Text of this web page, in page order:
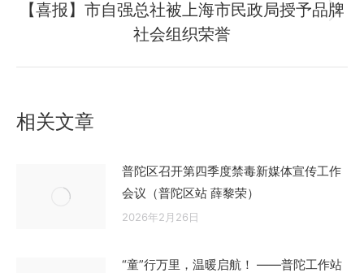
章：
未
来
的
【喜报】市自强总社被上海市民政局授予品牌
社会组织荣誉
相关文章
普陀区召开第四季度禁毒新媒体宣传工作
会议（普陀区站 薛黎荣）
2026年2月26日
“童”行万里，温暖启航！ ——普陀工作站